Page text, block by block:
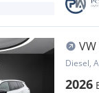
Diesel,
2026